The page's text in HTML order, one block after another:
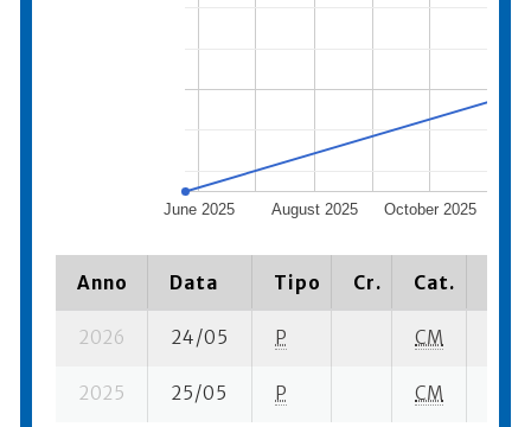
June 2025 August 2025 October 2025
Anno Data Tipo Cr. Cat.
2026 24/05 P CM
2025 25/05 P CM